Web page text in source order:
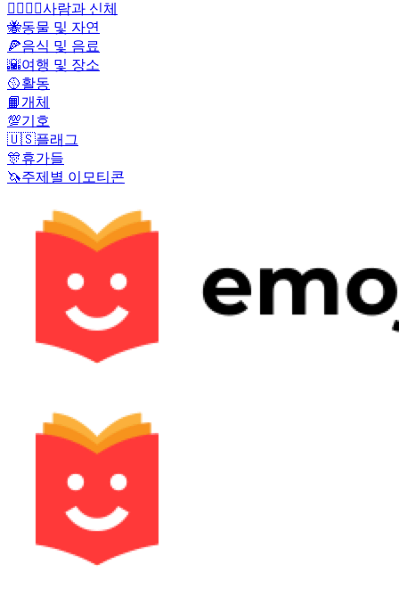
👩‍❤️‍💋‍👨사람과 신체
🐝동물 및 자연
🍕음식 및 음료
🌇여행 및 장소
🥎활동
📙개체
💯기호
🇺🇸플래그
🎊휴가들
🦄주제별 이모티콘